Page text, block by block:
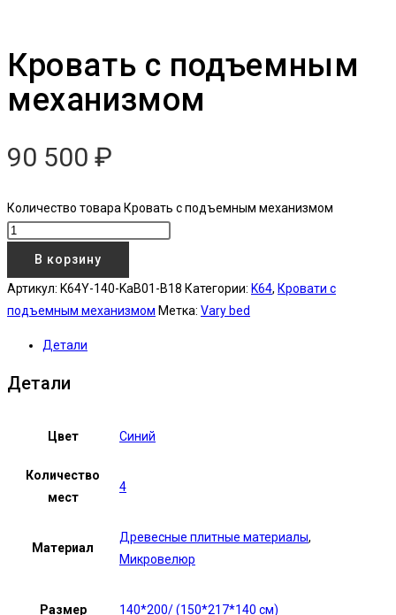
Кровать с подъемным
механизмом
90 500 ₽
Количество товара Кровать с подъемным механизмом
В корзину
Артикул: K64Y-140-KaB01-B18 Категории: K64, Кровати с
подъемным механизмом Метка: Vary bed
Детали
Детали
Цвет Синий
Количество
мест
4
Материал
Древесные плитные материалы,
Микровелюр
Размер 140*200/ (150*217*140 см)